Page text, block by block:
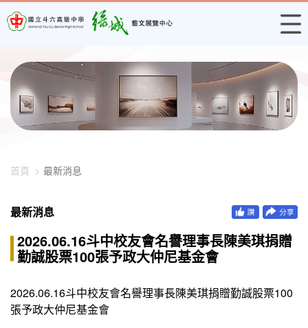
448-1893
首頁 最新消息
最新消息
2026.06.16斗中校友會名譽理事長陳美琪捐贈
勤誠股票100張予政大仲尼基金會
2026.06.16斗中校友會名譽理事長陳美琪捐贈勤誠股票100
張予政大仲尼基金會